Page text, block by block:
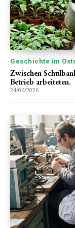
Geschichte im
Zwischen
Betrieb arbeiteten.
24/06/2026